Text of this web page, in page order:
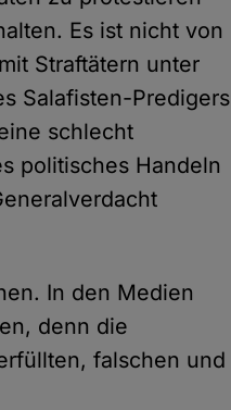
Es ist nicht von
Straftätern unter
Salafisten-Predigers
schlecht
politisches Handeln
In den Medien
denn die
falschen und